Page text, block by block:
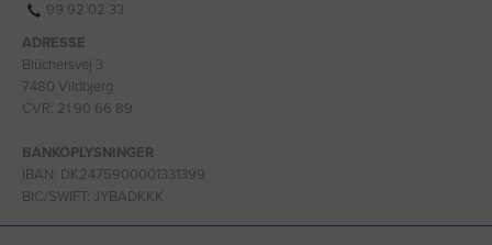
99 92 02 33
ADRESSE
Blüchersvej 3
7480 Vildbjerg
CVR: 21 90 66 89
BANKOPLYSNINGER
IBAN: DK2475900001331399
BIC/SWIFT: JYBADKKK